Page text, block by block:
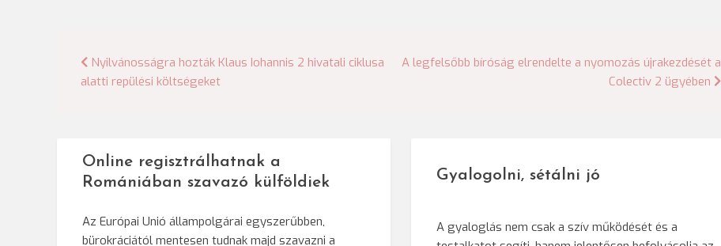
Bejegyzés
navigáció
Nyilvánosságra hozták Klaus Iohannis 2 hivatali ciklusa
alatti repülési költségeket
A legfelsőbb bíróság elrendelte a nyomozás újrakezdését a
Colectiv 2 ügyében
Online regisztrálhatnak a
Romániában szavazó külföldiek
Az Európai Unió állampolgárai egyszerűbben,
bürokráciától mentesen tudnak majd szavazni a
Gyalogolni, sétálni jó
A gyaloglás nem csak a szív működését és a